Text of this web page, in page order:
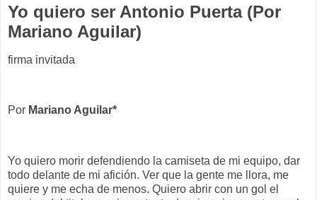
Yo quiero ser Antonio Puerta (Por
Mariano Aguilar)
firma invitada
Por Mariano Aguilar*
Yo quiero morir defendiendo la camiseta de mi equipo, dar
todo delante de mi afición. Ver que la gente me llora, me
quiere y me echa de menos. Quiero abrir con un gol el